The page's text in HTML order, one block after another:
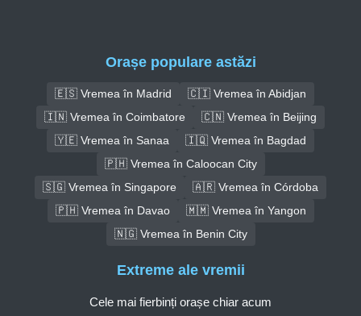
Orașe populare astăzi
🇪🇸 Vremea în Madrid
🇨🇮 Vremea în Abidjan
🇮🇳 Vremea în Coimbatore
🇨🇳 Vremea în Beijing
🇾🇪 Vremea în Sanaa
🇮🇶 Vremea în Bagdad
🇵🇭 Vremea în Caloocan City
🇸🇬 Vremea în Singapore
🇦🇷 Vremea în Córdoba
🇵🇭 Vremea în Davao
🇲🇲 Vremea în Yangon
🇳🇬 Vremea în Benin City
Extreme ale vremii
Cele mai fierbinți orașe chiar acum